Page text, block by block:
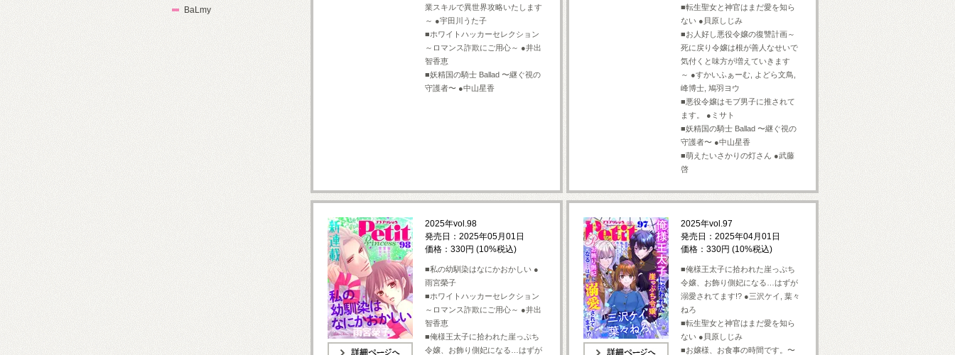
業スキルで異世界攻略いたします
～ ●宇田川うた子
■ホワイトハッカーセレクション
～ロマンス詐欺にご用心～ ●井出
智香恵
■妖精国の騎士 Ballad 〜継ぐ視の
守護者〜 ●中山星香
■転生聖女と神官はまだ愛を知ら
ない ●貝原しじみ
■お人好し悪役令嬢の復讐計画～
死に戻り令嬢は根が善人なせいで
気付くと味方が増えていきます
～ ●すかいふぁーむ, よどら文鳥,
峰博士, 鳩羽ヨウ
■悪役令嬢はモブ男子に推されて
ます。 ●ミサト
■妖精国の騎士 Ballad 〜継ぐ視の
守護者〜 ●中山星香
■萌えたいさかりの灯さん ●武藤
啓
2025年vol.98
発売日：2025年05月01日
価格：330円 (10%税込)
■私の幼馴染はなにかおかしい ●
雨宮榮子
■ホワイトハッカーセレクション
～ロマンス詐欺にご用心～ ●井出
智香恵
■俺様王太子に拾われた崖っぷち
令嬢、お飾り側妃になる…はずが
2025年vol.97
発売日：2025年04月01日
価格：330円 (10%税込)
■俺様王太子に拾われた崖っぷち
令嬢、お飾り側妃になる…はずが
溺愛されてます!? ●三沢ケイ, 葉々
ねろ
■転生聖女と神官はまだ愛を知ら
ない ●貝原しじみ
■お嬢様、お食事の時間です。〜
BaLmy